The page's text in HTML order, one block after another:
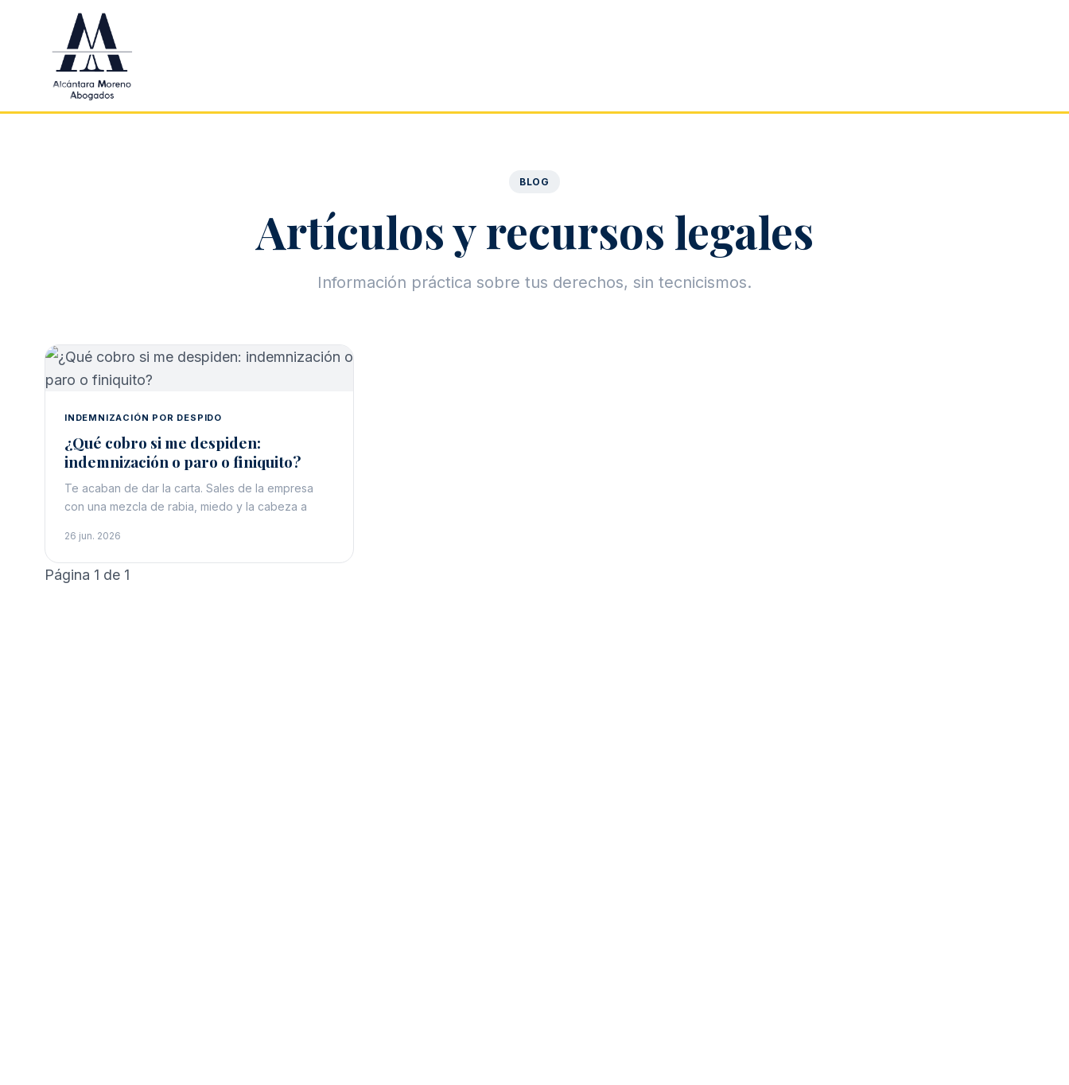
Saltar al contenido principal
BLOG
Artículos y recursos legales
Información práctica sobre tus derechos, sin tecnicismos.
INDEMNIZACIÓN POR DESPIDO
¿Qué cobro si me despiden:
indemnización o paro o finiquito?
Te acaban de dar la carta. Sales de la empresa
con una mezcla de rabia, miedo y la cabeza a
26 jun. 2026
Página 1 de 1